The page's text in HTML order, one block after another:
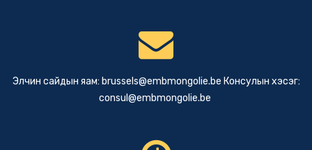
Элчин сайдын яам: brussels@embmongolie.be Консулын хэсэг:
consul@embmongolie.be